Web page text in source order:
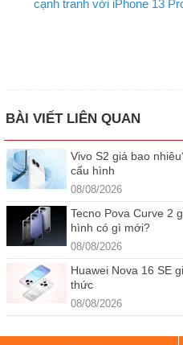
cạnh tranh với iPhone 13
BÀI VIẾT LIÊN QUAN
Vivo S2 giá bao
cấu hình
08/08/2026
Tecno Pova Curve 2
hình có gì mới?
08/08/2026
Huawei Nova 16 SE
thức
08/08/2026